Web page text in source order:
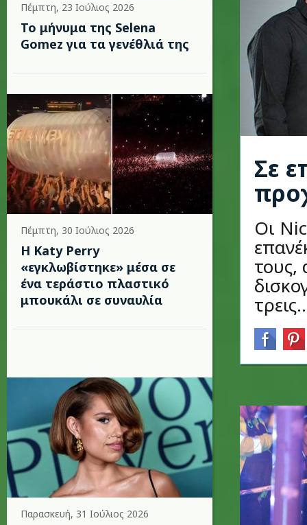
Πέμπτη, 23 Ιούλιος 2026
Το μήνυμα της Selena
Gomez για τα γενέθλιά της
Πέμπτη, 30 Ιούλιος 2026
H Katy Perry
«εγκλωβίστηκε» μέσα σε
ένα τεράστιο πλαστικό
μπουκάλι σε συναυλία
Παρασκευή, 31 Ιούλιος 2026
Σε
Οι
τους,